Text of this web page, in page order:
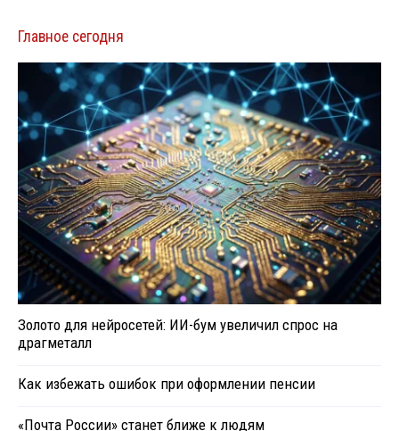
Главное сегодня
Золото для нейросетей: ИИ-бум увеличил спрос на
драгметалл
Как избежать ошибок при оформлении пенсии
«Почта России» станет ближе к людям